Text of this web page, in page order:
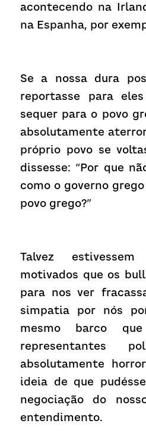
acontecendo na
na Espanha, por
Se a nossa dura
reportasse para
sequer para o povo
absolutamente
próprio povo se
dissesse: “Por que
como o governo
povo grego?”
Talvez
motivados que os
para nos ver
simpatia por nós
mesmo barco
representantes
absolutamente
ideia de que
negociação do
entendimento.